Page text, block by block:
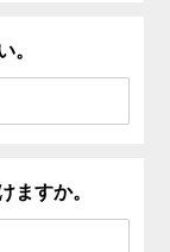
。
ますか。